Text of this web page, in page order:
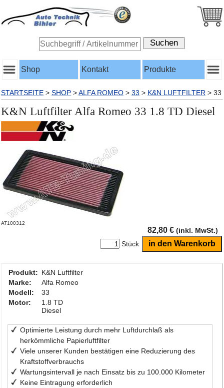
Shop Kontakt Produkte
STARTSEITE > SHOP >ALFA ROMEO > 33 > K&N LUFTFILTER > 33
K&N Luftfilter Alfa Romeo 33 1.8 TD Diesel
AT100312
82,80 € (inkl. MwSt.)
Stück
Produkt: K&N Luftfilter
Marke:
Alfa Romeo
Modell:
33
Motor:
1.8 TD
Diesel
Optimierte Leistung durch mehr Luftdurchlaß als
herkömmliche Papierluftfilter
Viele unserer Kunden bestätigen eine Reduzierung des
Kraftstoffverbrauchs
Wartungsintervall je nach Einsatz bis zu 100.000 Kilometer
Keine Eintragung erforderlich